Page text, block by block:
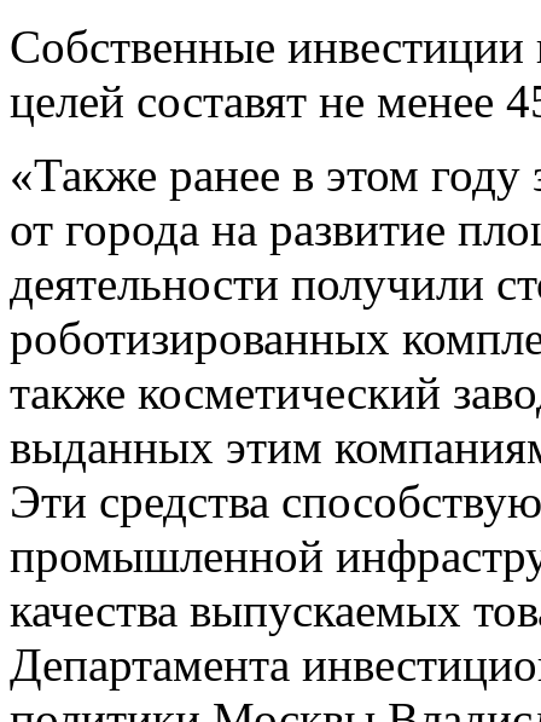
Собственные
целей составят не менее
«Также ранее в этом
от города на развитие
деятельности получили
роботизированных
также косметический
выданных этим
Эти средства
промышленной
качества выпускаемых
Департамента